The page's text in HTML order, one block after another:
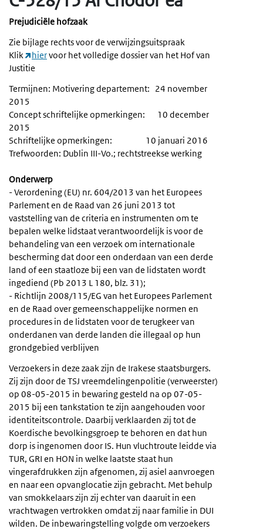
Prejudiciële hofzaak
Zie bijlage rechts voor de verwijzingsuitspraak
Klik
hiervoor het volledige dossier van het Hof van
Justitie
Termijnen: Motivering departement: 24 november
2015
Concept schriftelijke opmerkingen: 10 december
2015
Schriftelijke opmerkingen: 10 januari 2016
Trefwoorden: Dublin III-Vo.; rechtstreekse werking
Onderwerp
- Verordening (EU) nr. 604/2013 van het Europees
Parlement en de Raad van 26 juni 2013 tot
vaststelling van de criteria en instrumenten om te
bepalen welke lidstaat verantwoordelijk is voor de
behandeling van een verzoek om internationale
bescherming dat door een onderdaan van een derde
land of een staatloze bij een van de lidstaten wordt
ingediend (Pb 2013 L 180, blz. 31);
- Richtlijn 2008/115/EG van het Europees Parlement
en de Raad over gemeenschappelijke normen en
procedures in de lidstaten voor de terugkeer van
onderdanen van derde landen die illegaal op hun
grondgebied verblijven
Verzoekers in deze zaak zijn de Irakese staatsburgers.
Zij zijn door de TSJ vreemdelingenpolitie (verweerster)
op 08-05-2015 in bewaring gesteld na op 07-05-
2015 bij een tankstation te zijn aangehouden voor
identiteitscontrole. Daarbij verklaarden zij tot de
Koerdische bevolkingsgroep te behoren en dat hun
dorp is ingenomen door IS. Hun vluchtroute leidde via
TUR, GRI en HON in welke laatste staat hun
vingerafdrukken zijn afgenomen, zij asiel aanvroegen
en naar een opvanglocatie zijn gebracht. Met behulp
van smokkelaars zijn zij echter van daaruit in een
vrachtwagen vertrokken omdat zij naar familie in DUI
wilden. De inbewaringstelling volgde om verzoekers